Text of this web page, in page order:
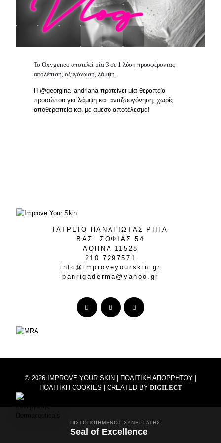
Το Oxygeneo αποτελεί μία 3 σε 1 λύση προσφέροντας
απολέπιση, οξυγόνωση, λάμψη.
H @georgina_andriana προτείνει μία θεραπεία
προσώπου για λάμψη και αναζωογόνηση, χωρίς
αποθεραπεία και με άμεσο αποτέλεσμα!
ΙΑΤΡΕΙΟ ΠΑΝΑΓΙΩΤΑΣ ΡΗΓΑ
ΒΑΣ. ΣΟΦΙΑΣ 54
ΑΘΗΝΑ 11528
210 7297571
info@improveyourskin.gr
panrigaderma@yahoo.gr
© 2026 IMPROVE YOUR SKIN | ΠΟΛΙΤΙΚΗ ΑΠΟΡΡΗΤΟΥ
ΠΟΛΙΤΙΚΗ COOKIES | CREATED BY DIGILECT
ΠΙΣΤΟΠΟΙΗΜΈΝΟΣ ΣΥΝΕΡΓΆΤΗΣ
Seal of Excellence